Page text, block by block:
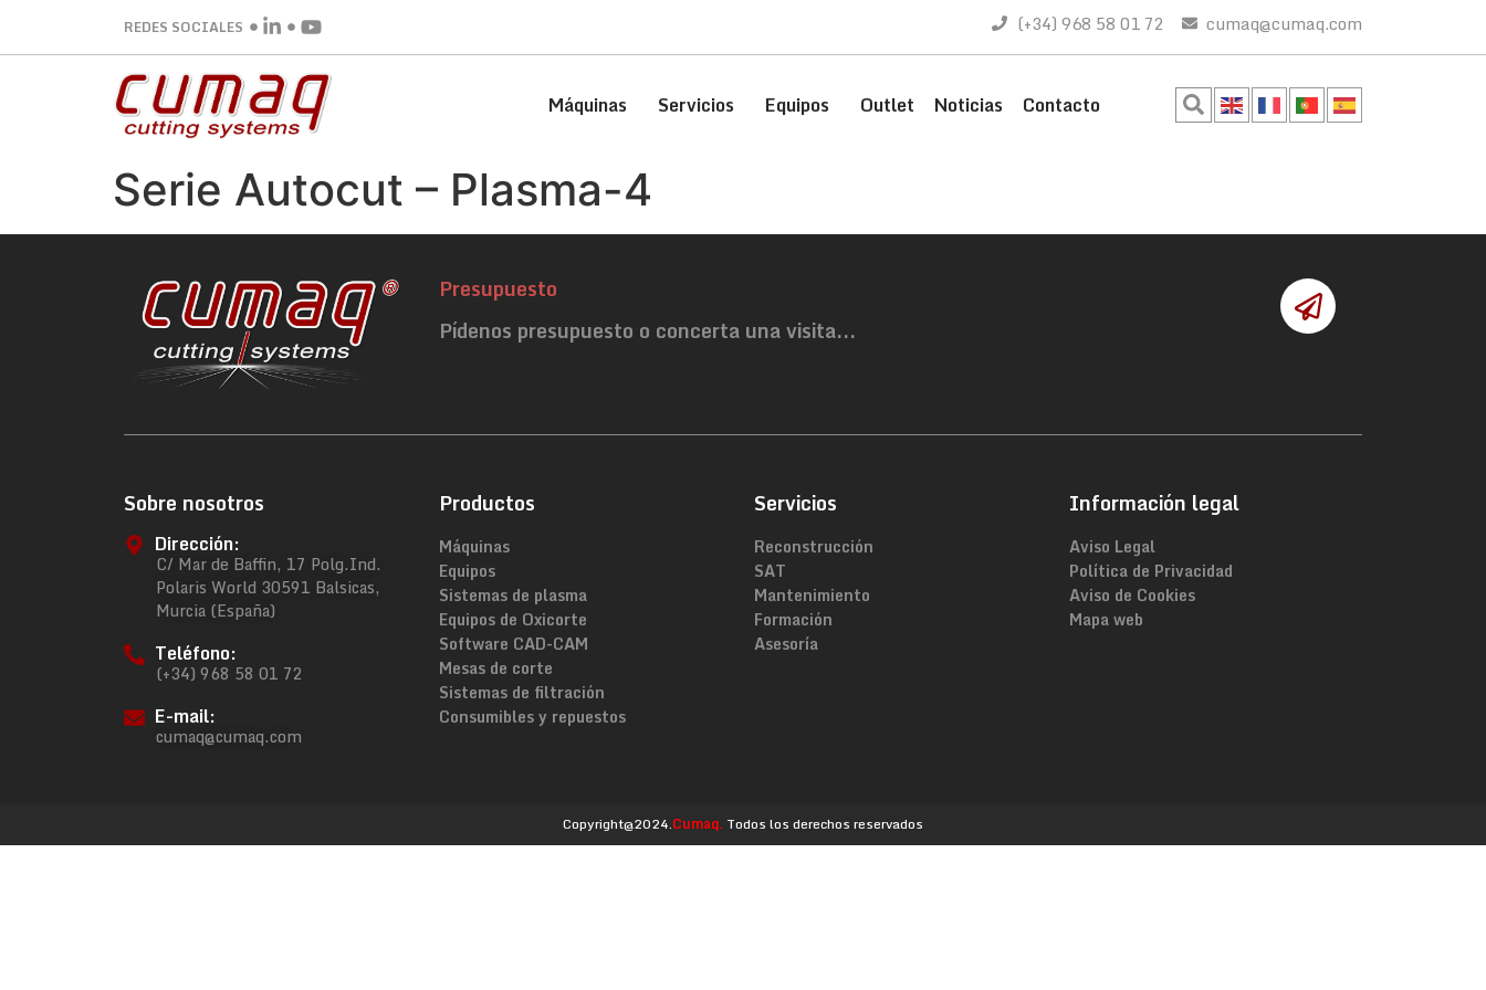
REDES SOCIALES (+34) 968 58 01 72 cumaq@cumaq.com
Máquinas Servicios Equipos Outlet Noticias Contacto
Serie Autocut – Plasma-4
Presupuesto
Pídenos presupuesto o concerta una visita...
Sobre nosotros
Dirección:
C/ Mar de Baffin, 17 Polg.Ind.
Polaris World 30591 Balsicas,
Murcia (España)
Teléfono:
(+34) 968 58 01 72
E-mail:
cumaq@cumaq.com
Productos
Máquinas
Equipos
Sistemas de plasma
Equipos de Oxicorte
Software CAD-CAM
Mesas de corte
Sistemas de filtración
Consumibles y repuestos
Servicios
Reconstrucción
SAT
Mantenimiento
Formación
Asesoría
Información legal
Aviso Legal
Política de Privacidad
Aviso de Cookies
Mapa web
Copyright@2024.Cumaq. Todos los derechos reservados